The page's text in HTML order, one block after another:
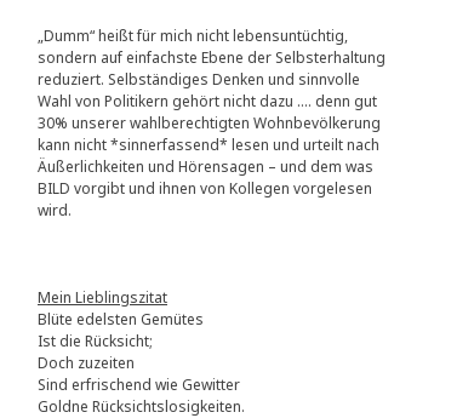
„Dumm“ heißt für mich nicht lebensuntüchtig,
sondern auf einfachste Ebene der Selbsterhaltung
reduziert. Selbständiges Denken und sinnvolle
Wahl von Politikern gehört nicht dazu …. denn gut
30% unserer wahlberechtigten Wohnbevölkerung
kann nicht *sinnerfassend* lesen und urteilt nach
Äußerlichkeiten und Hörensagen – und dem was
BILD vorgibt und ihnen von Kollegen vorgelesen
wird.
Mein Lieblingszitat
Blüte edelsten Gemütes
Ist die Rücksicht;
Doch zuzeiten
Sind erfrischend wie Gewitter
Goldne Rücksichtslosigkeiten.